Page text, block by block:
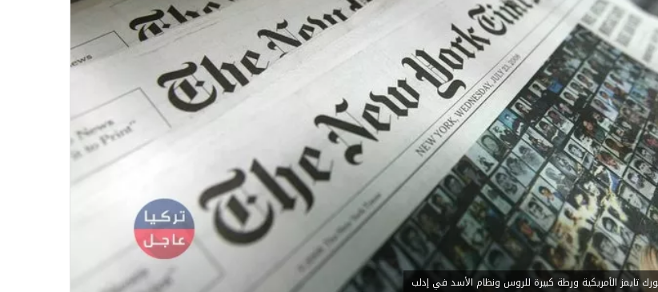
تايمز الأمريكية ورطة كبيرة للروس ونظام اﻷسد في إدلب